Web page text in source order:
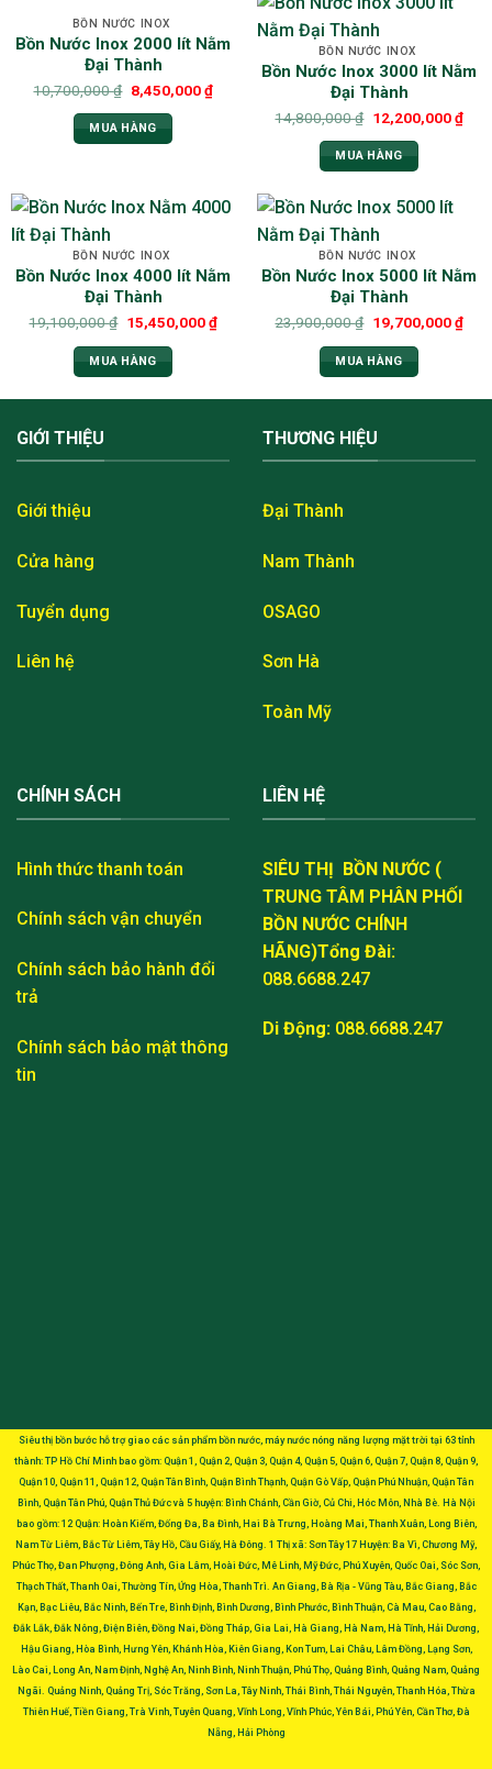
BỒN NƯỚC INOX
Bồn Nước Inox 2000 lít Nằm
Đại Thành
10,700,000₫ 8,450,000₫
MUA HÀNG
BỒN NƯỚC INOX
Bồn Nước Inox 3000 lít Nằm
Đại Thành
14,800,000₫ 12,200,000₫
MUA HÀNG
BỒN NƯỚC INOX
Bồn Nước Inox 4000 lít Nằm
Đại Thành
19,100,000₫ 15,450,000₫
MUA HÀNG
BỒN NƯỚC INOX
Bồn Nước Inox 5000 lít Nằm
Đại Thành
23,900,000₫ 19,700,000₫
MUA HÀNG
GIỚI THIỆU
Giới thiệu
Cửa hàng
Tuyển dụng
Liên hệ
THƯƠNG HIỆU
Đại Thành
Nam Thành
OSAGO
Sơn Hà
Toàn Mỹ
CHÍNH SÁCH
Hình thức thanh toán
Chính sách vận chuyển
Chính sách bảo hành đổi
trả
Chính sách bảo mật thông
tin
LIÊN HỆ
SIÊU THỊ BỒN NƯỚC (
TRUNG TÂM PHÂN PHỐI
BỒN NƯỚC CHÍNH
HÃNG)Tổng Đài:
088.6688.247
Di Động: 088.6688.247
Siêu thị bồn bước hỗ trợ giao các sản phẩm bồn nước, máy nước nóng năng lượng mặt trời tại 63 tỉnh
thành: TP Hồ Chí Minh bao gồm: Quận 1, Quận 2, Quận 3, Quận 4, Quận 5, Quận 6, Quận 7, Quận 8, Quận 9,
Quận 10, Quận 11, Quận 12, Quận Tân Bình, Quận Bình Thạnh, Quận Gò Vấp, Quận Phú Nhuận, Quận Tân
Bình, Quận Tân Phú, Quận Thủ Đức và 5 huyện: Bình Chánh, Cần Giờ, Củ Chi, Hóc Môn, Nhà Bè. Hà Nội
bao gồm: 12 Quận: Hoàn Kiếm, Đống Đa, Ba Đình, Hai Bà Trưng, Hoàng Mai, Thanh Xuân, Long Biên,
Nam Từ Liêm, Bắc Từ Liêm, Tây Hồ, Cầu Giấy, Hà Đông. 1 Thị xã: Sơn Tây 17 Huyện: Ba Vì, Chương Mỹ,
Phúc Thọ, Đan Phượng, Đông Anh, Gia Lâm, Hoài Đức, Mê Linh, Mỹ Đức, Phú Xuyên, Quốc Oai, Sóc Sơn,
Thạch Thất, Thanh Oai, Thường Tín, Ứng Hòa, Thanh Trì. An Giang, Bà Rịa - Vũng Tàu, Bắc Giang, Bắc
Kạn, Bạc Liêu, Bắc Ninh, Bến Tre, Bình Định, Bình Dương, Bình Phước, Bình Thuận, Cà Mau, Cao Bằng,
Đắk Lắk, Đắk Nông, Điện Biên, Đồng Nai, Đồng Tháp, Gia Lai, Hà Giang, Hà Nam, Hà Tĩnh, Hải Dương,
Hậu Giang, Hòa Bình, Hưng Yên, Khánh Hòa, Kiên Giang, Kon Tum, Lai Châu, Lâm Đồng, Lạng Sơn,
Lào Cai, Long An, Nam Định, Nghệ An, Ninh Bình, Ninh Thuận, Phú Thọ, Quảng Bình, Quảng Nam, Quảng
Ngãi. Quảng Ninh, Quảng Trị, Sóc Trăng, Sơn La, Tây Ninh, Thái Bình, Thái Nguyên, Thanh Hóa, Thừa
Thiên Huế, Tiền Giang, Trà Vinh, Tuyên Quang, Vĩnh Long, Vĩnh Phúc, Yên Bái, Phú Yên, Cần Thơ, Đà
Nẵng, Hải Phòng